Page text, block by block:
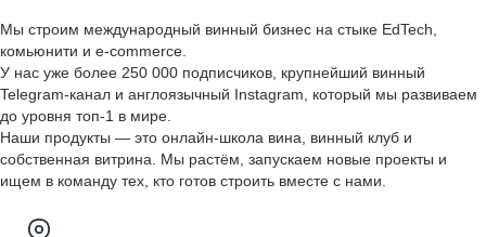
Мы строим международный винный бизнес на стыке EdTech,
комьюнити и e-commerce.
У нас уже более 250 000 подписчиков, крупнейший винный
Telegram-канал и англоязычный Instagram, который мы развиваем
до уровня топ-1 в мире.
Наши продукты — это онлайн-школа вина, винный клуб и
собственная витрина. Мы растём, запускаем новые проекты и
ищем в команду тех, кто готов строить вместе с нами.